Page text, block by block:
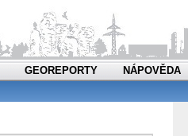
GEOREPORTY
NÁPOVĚDA